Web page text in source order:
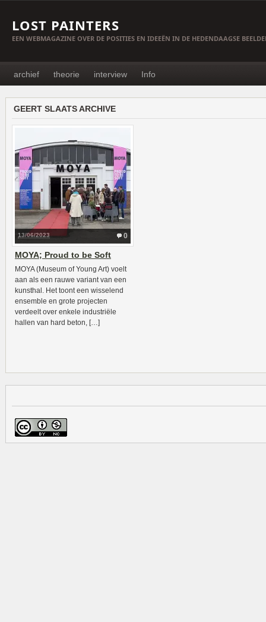
LOST PAINTERS
EEN WEBMAGAZINE OVER DE POSITIES EN IDEEËN IN DE HEDENDAAGSE
archief theorie interview Info
GEERT SLAATS ARCHIVE
0
13/06/2023
MOYA; Proud to be Soft
MOYA (Museum of Young Art) voelt
aan als een rauwe variant van een
kunsthal. Het toont een wisselend
ensemble en grote projecten
verdeelt over enkele industriële
hallen van hard beton, […]